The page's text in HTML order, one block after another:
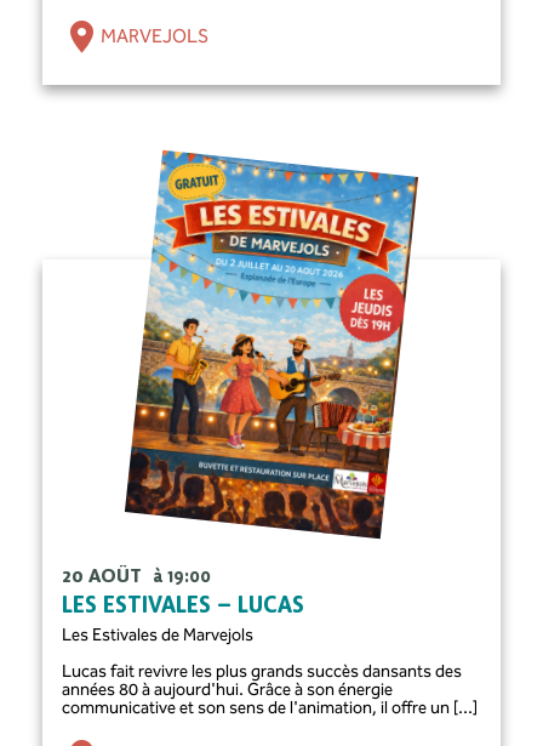
MARVEJOLS
20 AOÛT à 19:00
LES ESTIVALES – LUCAS
Les Estivales de Marvejols
Lucas fait revivre les plus grands succès dansants des
années 80 à aujourd'hui. Grâce à son énergie
communicative et son sens de l'animation, il offre un [...]